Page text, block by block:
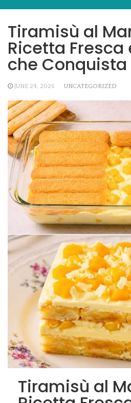
Tiramisù al
Ricetta Fresca
che Conquista
JUNE 24, 2026 UNCATEGORIZED
Tiramisù al